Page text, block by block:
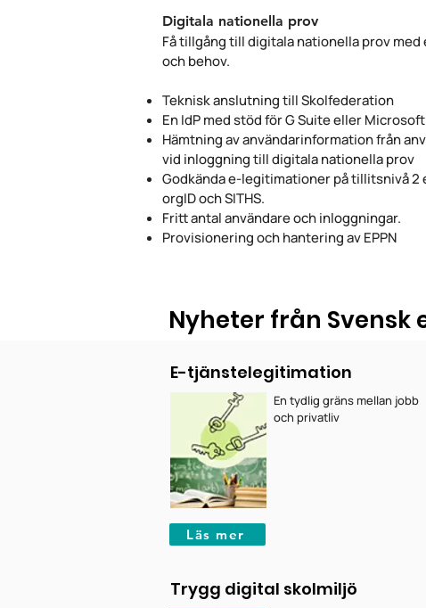
Digitala nationella prov
Få tillgång till digitala nationella prov
och behov.
Teknisk anslutning till Skolfederation
En IdP med stöd för G Suite eller
Hämtning av användarinformation från
vid inloggning till digitala nationella prov
Godkända e-legitimationer på tillitsnivå 2
orgID och SITHS.
Fritt antal användare och inloggningar.
Provisionering och hantering av EPPN
Nyheter från Svensk
E-tjänstelegitimation
En tydlig gräns mellan jobb
och privatliv
Läs mer
Trygg digital skolmiljö